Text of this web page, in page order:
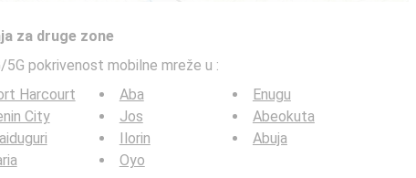
za druge zone
pokrivenost mobilne mreže u :
Harcourt
City
Aba
Jos
Ilorin
Oyo
Enugu
Abeokuta
Abuja